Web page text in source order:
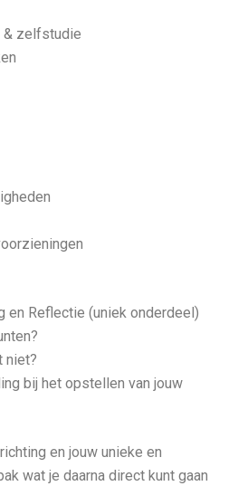
& zelfstudie
en Reflectie (uniek onderdeel)
niet?
bij het opstellen van jouw
en jouw unieke en
wat je daarna direct kunt gaan